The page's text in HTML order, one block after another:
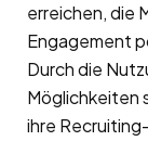
erreichen, die
Engagement
Durch die
Möglichkeiten
ihre